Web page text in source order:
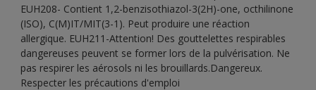
EUH208- Contient 1,2-benzisothiazol-3(2H)-one, octhilinone
(ISO), C(M)IT/MIT(3-1). Peut produire une réaction
allergique. EUH211-Attention! Des gouttelettes respirables
dangereuses peuvent se former lors de la pulvérisation. Ne
pas respirer les aérosols ni les brouillards.Dangereux.
Respecter les précautions d'emploi